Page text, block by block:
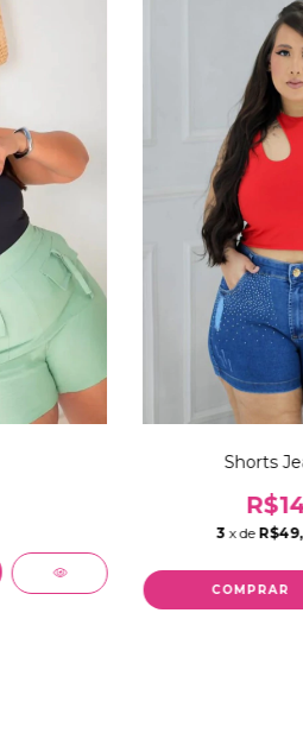
Shorts
3 x de
COMPRAR